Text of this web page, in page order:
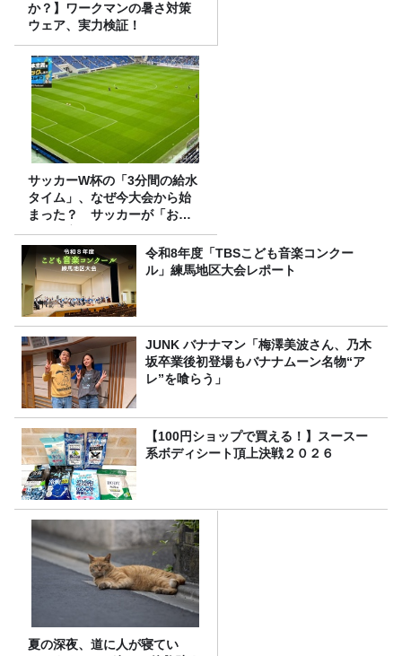
か？】ワークマンの暑さ対策
ウェア、実力検証！
サッカーW杯の「3分間の給水
タイム」、なぜ今大会から始
まった？ サッカーが「お
金」に変わる仕組み
令和8年度「TBSこども音楽コンクー
ル」練馬地区大会レポート
JUNK バナナマン「梅澤美波さん、乃木
坂卒業後初登場もバナナムーン名物“ア
レ”を喰らう」
【100円ショップで買える！】スースー
系ボディシート頂上決戦２０２６
夏の深夜、道に人が寝てい